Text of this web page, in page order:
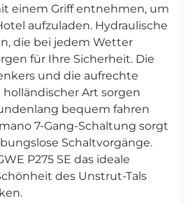
einem Griff entnehmen, um
aufzuladen. Hydraulische
die bei jedem Wetter
für Ihre Sicherheit. Die
und die aufrechte
Art sorgen
bequem fahren
7-Gang-Schaltung sorgt
Schaltvorgänge.
P275 SE das ideale
des Unstrut-Tals